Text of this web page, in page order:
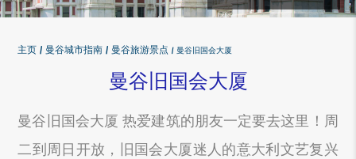
主页 曼谷城市指南 曼谷旅游景点 曼谷旧国会大厦
曼谷旧国会大厦
曼谷旧国会大厦 热爱建筑的朋友一定要去这里！周
二到周日开放，旧国会大厦迷人的意大利文艺复兴